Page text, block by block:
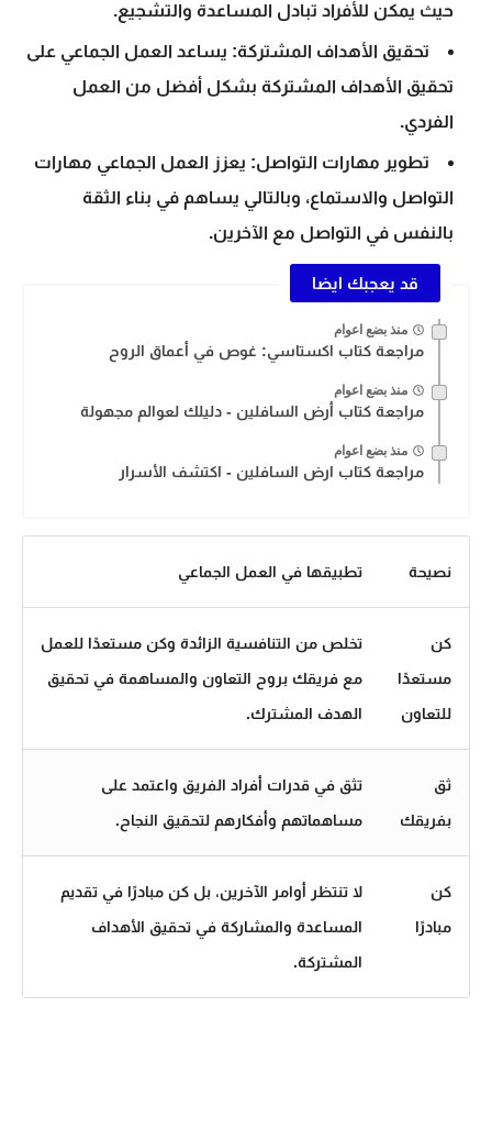
حيث يمكن للأفراد تبادل المساعدة والتشجيع.
تحقيق الأهداف المشتركة: يساعد العمل الجماعي على
تحقيق الأهداف المشتركة بشكل أفضل من العمل
الفردي.
تطوير مهارات التواصل: يعزز العمل الجماعي مهارات
التواصل والاستماع، وبالتالي يساهم في بناء الثقة
بالنفس في التواصل مع الآخرين.
قد يعجبك ايضا
منذ بضع اعوام
مراجعة كتاب اكستاسي: غوص في أعماق الروح
منذ بضع اعوام
مراجعة كتاب أرض السافلين - دليلك لعوالم مجهولة
منذ بضع اعوام
مراجعة كتاب ارض السافلين - اكتشف الأسرار
نصيحة تطبيقها في العمل الجماعي
كن
مستعدًا
للتعاون
تخلص من التنافسية الزائدة وكن مستعدًا للعمل
مع فريقك بروح التعاون والمساهمة في تحقيق
الهدف المشترك.
ثق
بفريقك
تثق في قدرات أفراد الفريق واعتمد على
مساهماتهم وأفكارهم لتحقيق النجاح.
كن
مبادرًا
لا تنتظر أوامر الآخرين، بل كن مبادرًا في تقديم
المساعدة والمشاركة في تحقيق الأهداف
المشتركة.